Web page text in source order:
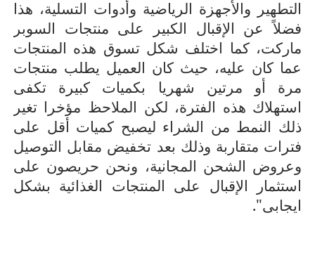
التطهير والأجهزة الرياضية وأدوات التسلية، هذا
فضلاً عن الإقبال الكبير على منتجات السوبر
ماركت، كما اختلف شكل تسوق هذه المنتجات
عما كان عليه، حيث كان العميل يطلب منتجات
مرة أو مرتين شهريا بكميات كبيرة تكفى
استهلاك هذه الفترة، لكن الملاحظ مؤخرا تغير
ذلك النمط من الشراء ليصبح كميات أقل على
فترات متقاربة وذلك بعد تخفيض مقابل التوصيل
وعروض الشحن المجانية، ونحن حريصون على
استثمار الإقبال على المنتجات الغذائية بشكل
ايجابى".